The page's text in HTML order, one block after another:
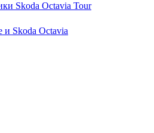
Skoda Octavia Tour
и Skoda Octavia